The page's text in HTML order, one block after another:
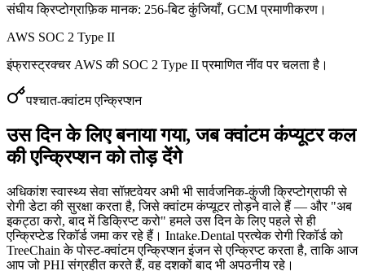
संघीय क्रिप्टोग्राफ़िक मानक: 256-बिट कुंजियाँ, GCM प्रमाणीकरण।
AWS SOC 2 Type II
इंफ्रास्ट्रक्चर AWS की SOC 2 Type II प्रमाणित नींव पर चलता है।
पश्चात-क्वांटम एन्क्रिप्शन
उस दिन के लिए बनाया गया, जब क्वांटम कंप्यूटर कल
की एन्क्रिप्शन को तोड़ देंगे
अधिकांश स्वास्थ्य सेवा सॉफ़्टवेयर अभी भी सार्वजनिक-कुंजी क्रिप्टोग्राफी से
रोगी डेटा की सुरक्षा करता है, जिसे क्वांटम कंप्यूटर तोड़ने वाले हैं — और "अब
इकट्ठा करो, बाद में डिक्रिप्ट करो" हमले उस दिन के लिए पहले से ही
एन्क्रिप्टेड रिकॉर्ड जमा कर रहे हैं। Intake.Dental प्रत्येक रोगी रिकॉर्ड को
TreeChain के पोस्ट-क्वांटम एन्क्रिप्शन इंजन से एन्क्रिप्ट करता है, ताकि आज
आप जो PHI संग्रहीत करते हैं, वह दशकों बाद भी अपठनीय रहे।